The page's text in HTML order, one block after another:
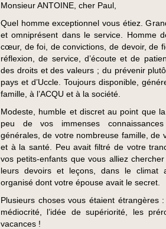
Monsieur ANTOINE, cher Paul,
Quel homme exceptionnel vous étiez.
et omniprésent dans le service. Homme
cœur, de foi, de convictions, de devoir, de
réflexion, de service, d’écoute et de
des droits et des valeurs ; du prévenir
pays et d’Uccle. Toujours disponible,
famille, à l’ACQU et à la société.
Modeste, humble et discret au point que
peu de vos immenses
générales, de votre nombreuse famille, de
et à la santé. Peu avait filtré de votre
vos petits-enfants que vous alliez
leurs devoirs et leçons, dans le climat
organisé dont votre épouse avait le secret.
Plusieurs choses vous étaient étrangères
médiocrité, l’idée de supériorité, les
vacances !